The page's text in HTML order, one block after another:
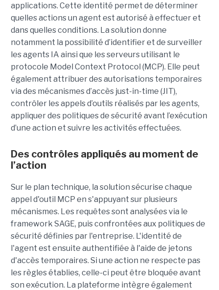
applications. Cette identité permet de déterminer
quelles actions un agent est autorisé à effectuer et
dans quelles conditions. La solution donne
notamment la possibilité d’identifier et de surveiller
les agents IA ainsi que les serveurs utilisant le
protocole Model Context Protocol (MCP). Elle peut
également attribuer des autorisations temporaires
via des mécanismes d’accès just-in-time (JIT),
contrôler les appels d’outils réalisés par les agents,
appliquer des politiques de sécurité avant l’exécution
d’une action et suivre les activités effectuées.
Des contrôles appliqués au moment de
l’action
Sur le plan technique, la solution sécurise chaque
appel d'outil MCP en s'appuyant sur plusieurs
mécanismes. Les requêtes sont analysées via le
framework SAGE, puis confrontées aux politiques de
sécurité définies par l'entreprise. L'identité de
l'agent est ensuite authentifiée à l'aide de jetons
d'accès temporaires. Si une action ne respecte pas
les règles établies, celle-ci peut être bloquée avant
son exécution. La plateforme intègre également